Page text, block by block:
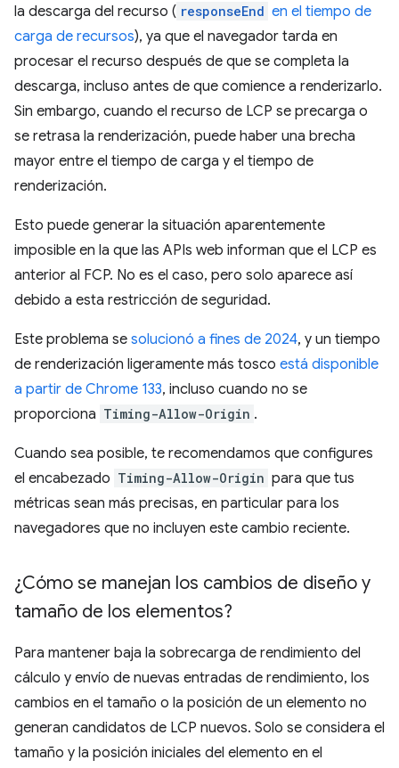
la descarga del recurso ( responseEnd en el tiempo de
carga de recursos), ya que el navegador tarda en
procesar el recurso después de que se completa la
descarga, incluso antes de que comience a renderizarlo.
Sin embargo, cuando el recurso de LCP se precarga o
se retrasa la renderización, puede haber una brecha
mayor entre el tiempo de carga y el tiempo de
renderización.
Esto puede generar la situación aparentemente
imposible en la que las APIs web informan que el LCP es
anterior al FCP. No es el caso, pero solo aparece así
debido a esta restricción de seguridad.
Este problema se solucionó a fines de 2024, y un tiempo
de renderización ligeramente más tosco está disponible
a partir de Chrome 133, incluso cuando no se
proporciona Timing-Allow-Origin .
Cuando sea posible, te recomendamos que configures
el encabezado Timing-Allow-Origin para que tus
métricas sean más precisas, en particular para los
navegadores que no incluyen este cambio reciente.
¿Cómo se manejan los cambios de diseño y
tamaño de los elementos?
Para mantener baja la sobrecarga de rendimiento del
cálculo y envío de nuevas entradas de rendimiento, los
cambios en el tamaño o la posición de un elemento no
generan candidatos de LCP nuevos. Solo se considera el
tamaño y la posición iniciales del elemento en el